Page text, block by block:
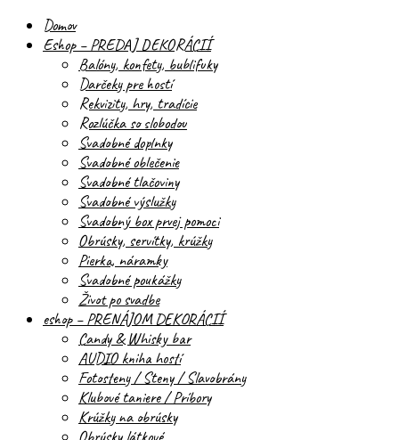
Domov
Eshop – PREDAJ DEKORÁCIÍ
Balóny, konfety, bublifuky
Darčeky pre hostí
Rekvizity, hry, tradície
Rozlúčka so slobodou
Svadobné doplnky
Svadobné oblečenie
Svadobné tlačoviny
Svadobné výslužky
Svadobný box prvej pomoci
Obrúsky, servítky, krúžky
Pierka, náramky
Svadobné poukážky
Život po svadbe
eshop – PRENÁJOM DEKORÁCIÍ
Candy & Whisky bar
AUDIO kniha hostí
Fotosteny / Steny / Slavobrány
Klubové taniere / Príbory
Krúžky na obrúsky